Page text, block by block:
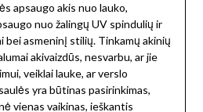
apsaugo akis nuo lauko,
nuo žalingų UV spindulių ir
bei asmeninį stilių. Tinkamų akinių
akivaizdūs, nesvarbu, ar jie
veiklai lauke, ar verslo
yra būtinas pasirinkimas,
vienas vaikinas, ieškantis